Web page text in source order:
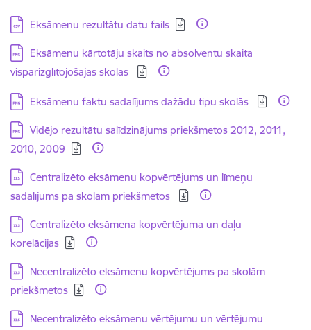
Lejupielādēt:
Eksāmenu rezultātu datu fails
Lejupielādēt:
Eksāmenu kārtotāju skaits no absolventu skaita
vispārizglītojošajās skolās
Lejupielādēt:
Eksāmenu faktu sadalījums dažādu tipu skolās
Lejupielādēt:
Vidējo rezultātu salīdzinājums priekšmetos 2012, 2011,
2010, 2009
Lejupielādēt:
Centralizēto eksāmenu kopvērtējums un līmeņu
sadalījums pa skolām priekšmetos
Lejupielādēt:
Centralizēto eksāmena kopvērtējuma un daļu
korelācijas
Lejupielādēt:
Necentralizēto eksāmenu kopvērtējums pa skolām
priekšmetos
Lejupielādēt:
Necentralizēto eksāmenu vērtējumu un vērtējumu